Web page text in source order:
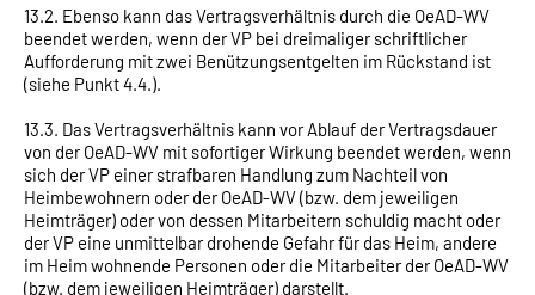
13.2. Ebenso kann das Vertragsverhältnis durch die OeAD-WV
beendet werden, wenn der VP bei dreimaliger schriftlicher
Aufforderung mit zwei Benützungsentgelten im Rückstand ist
(siehe Punkt 4.4.).
13.3. Das Vertragsverhältnis kann vor Ablauf der Vertragsdauer
von der OeAD-WV mit sofortiger Wirkung beendet werden, wenn
sich der VP einer strafbaren Handlung zum Nachteil von
Heimbewohnern oder der OeAD-WV (bzw. dem jeweiligen
Heimträger) oder von dessen Mitarbeitern schuldig macht oder
der VP eine unmittelbar drohende Gefahr für das Heim, andere
im Heim wohnende Personen oder die Mitarbeiter der OeAD-WV
(bzw. dem jeweiligen Heimträger) darstellt.